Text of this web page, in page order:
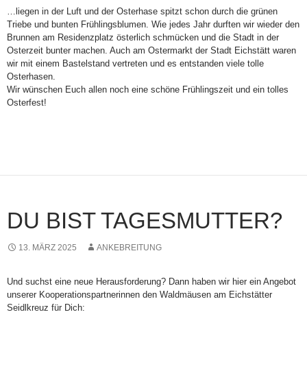
…liegen in der Luft und der Osterhase spitzt schon durch die grünen
Triebe und bunten Frühlingsblumen. Wie jedes Jahr durften wir wieder den
Brunnen am Residenzplatz österlich schmücken und die Stadt in der
Osterzeit bunter machen. Auch am Ostermarkt der Stadt Eichstätt waren
wir mit einem Bastelstand vertreten und es entstanden viele tolle
Osterhasen.
Wir wünschen Euch allen noch eine schöne Frühlingszeit und ein tolles
Osterfest!
DU BIST TAGESMUTTER?
13. MÄRZ 2025 ANKEBREITUNG
Und suchst eine neue Herausforderung? Dann haben wir hier ein Angebot
unserer Kooperationspartnerinnen den Waldmäusen am Eichstätter
Seidlkreuz für Dich: